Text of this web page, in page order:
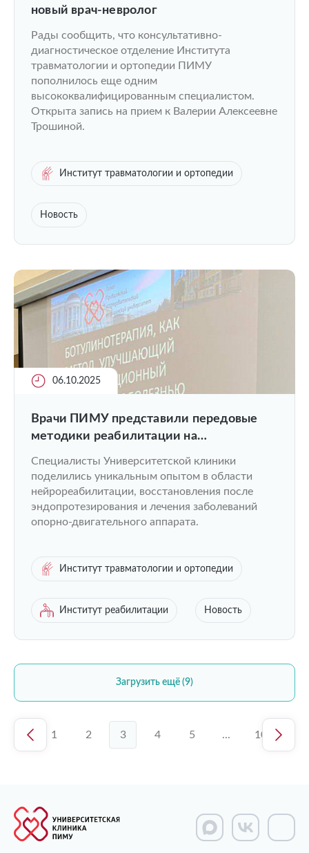
новый врач-невролог
Рады сообщить, что консультативно-
диагностическое отделение Института
травматологии и ортопедии ПИМУ
пополнилось еще одним
высококвалифицированным специалистом.
Открыта запись на прием к Валерии Алексеевне
Трошиной.
Институт травматологии и ортопедии
Новость
06.10.2025
Врачи ПИМУ представили передовые
методики реабилитации на
Чебоксарах
Специалисты Университетской клиники
поделились уникальным опытом в области
нейрореабилитации, восстановления после
эндопротезирования и лечения заболеваний
опорно-двигательного аппарата.
Институт травматологии и ортопедии
Институт реабилитации Новость
Загрузить ещё (9)
1 2 3 4 5 ... 10